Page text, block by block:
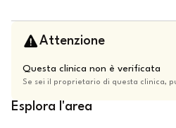
Attenzione
Questa clinica non è verificata
Se sei il proprietario di questa clinica,
Esplora l'area